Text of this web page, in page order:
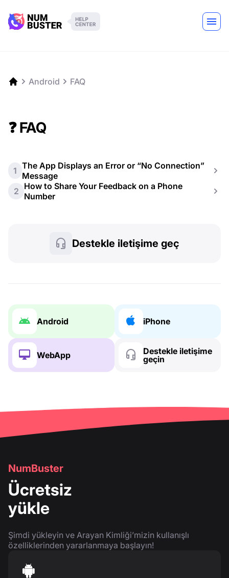
Android FAQ
❓ FAQ
1 The App Displays an Error or “No Connection”
Message
2 How to Share Your Feedback on a Phone
Number
Destekle iletişime geç
Android iPhone
WebApp
Destekle iletişime
geçin
NumBuster
Ücretsiz
yükle
Şimdi yükleyin ve Arayan Kimliği’mizin kullanışlı
özelliklerinden yararlanmaya başlayın!